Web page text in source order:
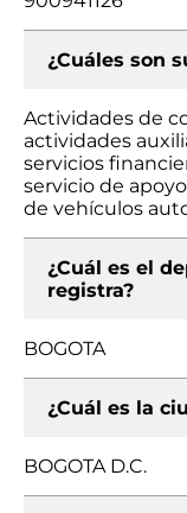
¿Cuáles son
Actividades de
actividades
servicios
servicio de
de vehículos
¿Cuál es el
registra?
BOGOTA
¿Cuál es la
BOGOTA D.C.